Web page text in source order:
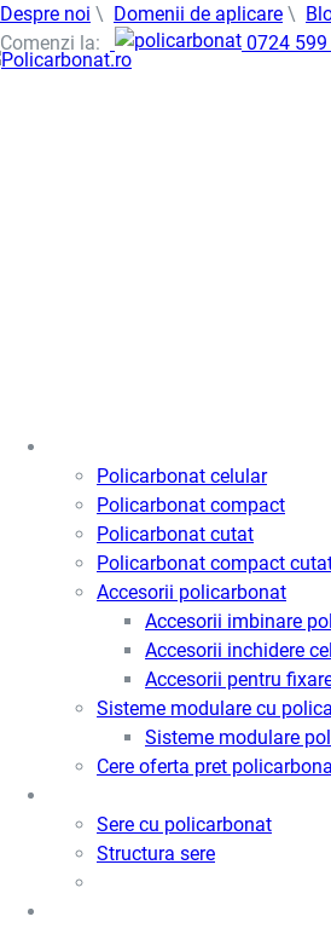
Despre noi \ Domenii de aplicare \
Comenzi la:
0724 599
Policarbonat celular
Policarbonat compact
Policarbonat cutat
Policarbonat compact
Accesorii policarbonat
Accesorii imbinare
Accesorii inchidere
Accesorii pentru
Sisteme modulare cu
Sisteme modulare
Cere oferta pret
Sere cu policarbonat
Structura sere